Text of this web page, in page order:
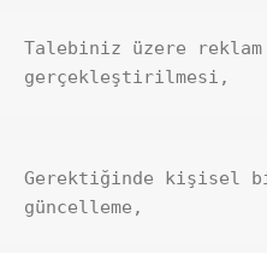
Talebiniz üzere
gerçekleştirilmesi,
Gerektiğinde kişisel
güncelleme,